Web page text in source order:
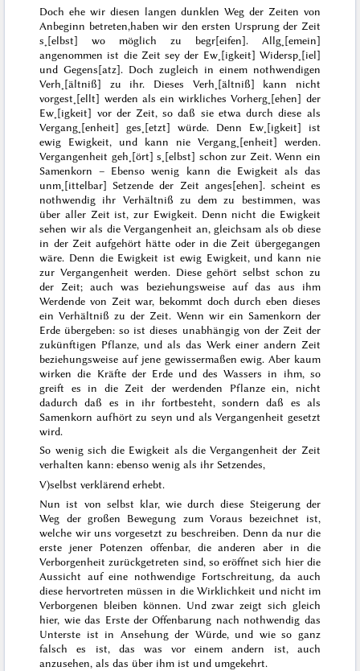
Doch ehe wir diesen langen dunklen Weg der Zeiten von
Anbeginn betreten,haben wir den ersten Ursprung der Zeit
s˖[elbst] wo möglich zu begr[eifen]. Allg˖[emein]
angenommen ist die Zeit sey der Ew˖[igkeit] Widersp˖[iel]
und Gegens[atz]. Doch zugleich in einem nothwendigen
Verh˖[ältniß] zu ihr. Dieses Verh˖[ältniß] kann nicht
vorgest˖[ellt] werden als ein wirkliches Vorherg˖[ehen] der
Ew˖[igkeit] vor der Zeit, so daß sie etwa durch diese als
Vergang˖[enheit] ges˖[etzt] würde. Denn Ew˖[igkeit] ist
ewig Ewigkeit, und kann nie Vergang˖[enheit] werden.
Vergangenheit geh˖[ört] s˖[elbst] schon zur Zeit. Wenn ein
Samenkorn – Ebenso wenig kann die Ewigkeit als das
unm˖[ittelbar] Setzende der Zeit anges[ehen]. scheint es
nothwendig ihr Verhältniß zu dem zu bestimmen, was
über aller Zeit ist, zur Ewigkeit. Denn nicht die Ewigkeit
sehen wir als die Vergangenheit an, gleichsam als ob diese
in der Zeit aufgehört hätte oder in die Zeit übergegangen
wäre. Denn die Ewigkeit ist ewig Ewigkeit, und kann nie
zur Vergangenheit werden. Diese gehört selbst schon zu
der Zeit; auch was beziehungsweise auf das aus ihm
Werdende von Zeit war, bekommt doch durch eben dieses
ein Verhältniß zu der Zeit. Wenn wir ein Samenkorn der
Erde übergeben: so ist dieses unabhängig von der Zeit der
zukünftigen Pflanze, und als das Werk einer andern Zeit
beziehungsweise auf jene gewissermaßen ewig. Aber kaum
wirken die Kräfte der Erde und des Wassers in ihm, so
greift es in die Zeit der werdenden Pflanze ein, nicht
dadurch daß es in ihr fortbesteht, sondern daß es als
Samenkorn aufhört zu seyn und als Vergangenheit gesetzt
wird.
So wenig sich die Ewigkeit als die Vergangenheit der Zeit
verhalten kann: ebenso wenig als ihr Setzendes,
V)selbst verklärend erhebt.
Nun ist von selbst klar, wie durch diese Steigerung der
Weg der großen Bewegung zum Voraus bezeichnet ist,
welche wir uns vorgesetzt zu beschreiben. Denn da nur die
erste jener Potenzen offenbar, die anderen aber in die
Verborgenheit zurückgetreten sind, so eröffnet sich hier die
Aussicht auf eine nothwendige Fortschreitung, da auch
diese hervortreten müssen in die Wirklichkeit und nicht im
Verborgenen bleiben können. Und zwar zeigt sich gleich
hier, wie das Erste der Offenbarung nach nothwendig das
Unterste ist in Ansehung der Würde, und wie so ganz
falsch es ist, das was vor einem andern ist, auch
anzusehen, als das über ihm ist und umgekehrt.